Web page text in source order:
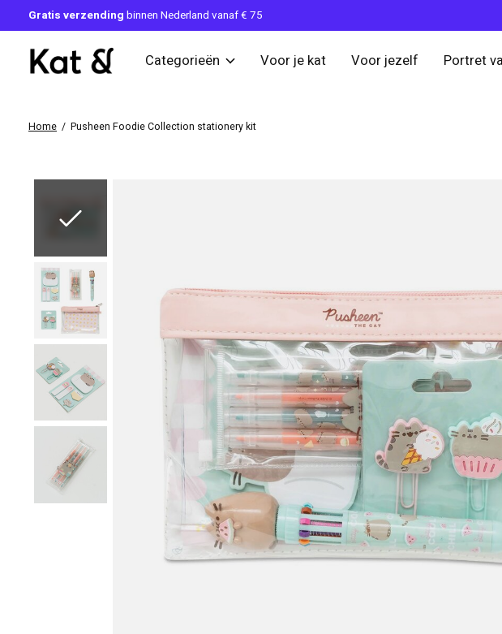
Gratis verzending binnen Nederland vanaf € 75
Categorieën Voor je kat Voor jezelf Portret
Home / Pusheen Foodie Collection stationery kit